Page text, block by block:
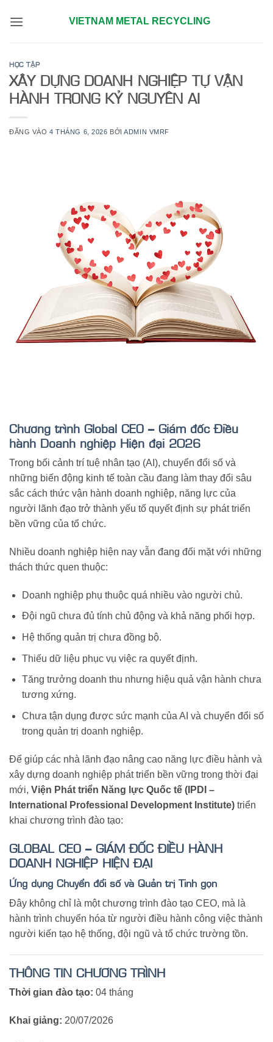
qua
VIETNAM METAL RECYCLING
HỌC TẬP
XÂY DỰNG DOANH NGHIỆP TỰ VẬN
HÀNH TRONG KỶ NGUYÊN AI
ĐĂNG VÀO4 THÁNG 6, 2026 BỞIADMIN VMRF
Chương trình Global CEO – Giám đốc Điều
hành Doanh nghiệp Hiện đại 2026
Trong bối cảnh trí tuệ nhân tạo (AI), chuyển đổi số và
những biến động kinh tế toàn cầu đang làm thay đổi sâu
sắc cách thức vận hành doanh nghiệp, năng lực của
người lãnh đạo trở thành yếu tố quyết định sự phát triển
bền vững của tổ chức.
Nhiều doanh nghiệp hiện nay vẫn đang đối mặt với những
thách thức quen thuộc:
Doanh nghiệp phụ thuộc quá nhiều vào người chủ.
Đội ngũ chưa đủ tính chủ động và khả năng phối hợp.
Hệ thống quản trị chưa đồng bộ.
Thiếu dữ liệu phục vụ việc ra quyết định.
Tăng trưởng doanh thu nhưng hiệu quả vận hành chưa
tương xứng.
Chưa tận dụng được sức mạnh của AI và chuyển đổi số
trong quản trị doanh nghiệp.
Để giúp các nhà lãnh đạo nâng cao năng lực điều hành và
xây dựng doanh nghiệp phát triển bền vững trong thời đại
mới, Viện Phát triển Năng lực Quốc tế (IPDI –
International Professional Development Institute) triển
khai chương trình đào tạo:
GLOBAL CEO – GIÁM ĐỐC ĐIỀU HÀNH
DOANH NGHIỆP HIỆN ĐẠI
Ứng dụng Chuyển đổi số và Quản trị Tinh gọn
Đây không chỉ là một chương trình đào tạo CEO, mà là
hành trình chuyển hóa từ người điều hành công việc thành
người kiến tạo hệ thống, đội ngũ và tổ chức trường tồn.
THÔNG TIN CHƯƠNG TRÌNH
Thời gian đào tạo: 04 tháng
Khai giảng: 20/07/2026